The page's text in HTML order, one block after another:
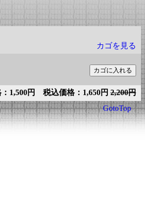
カゴを見る
1,500円 税込価格：1,650円 2,200円
GotoTop